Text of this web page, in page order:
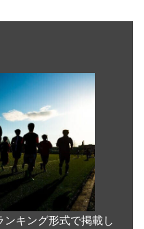
キング形式で掲載し